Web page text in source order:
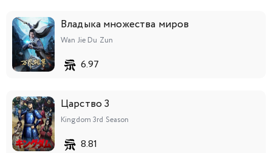
148 149
Владыка множества миров
Wan Jie Du Zun
6.97
Царство 3
Kingdom 3rd Season
8.81